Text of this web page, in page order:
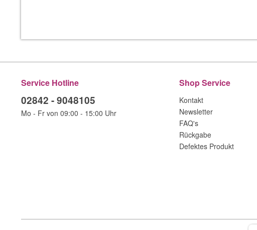
Service Hotline
02842 - 9048105
Mo - Fr von 09:00 - 15:00 Uhr
Shop Service
Kontakt
Newsletter
FAQ's
Rückgabe
Defektes Produkt